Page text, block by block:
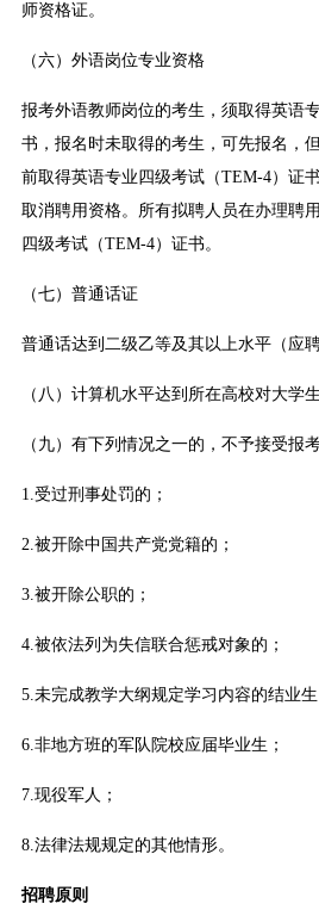
师资格证。
（六）外语岗位专业资格
报考外语教师岗位的考生，须取得英语
书，报名时未取得的考生，可先报名，
前取得英语专业四级考试（TEM-4）证
取消聘用资格。所有拟聘人员在办理聘
四级考试（TEM-4）证书。
（七）普通话证
普通话达到二级乙等及其以上水平（应
（八）计算机水平达到所在高校对大学
（九）有下列情况之一的，不予接受报
1.受过刑事处罚的；
2.被开除中国共产党党籍的；
3.被开除公职的；
4.被依法列为失信联合惩戒对象的；
5.未完成教学大纲规定学习内容的结业生
6.非地方班的军队院校应届毕业生；
7.现役军人；
8.法律法规规定的其他情形。
招聘原则